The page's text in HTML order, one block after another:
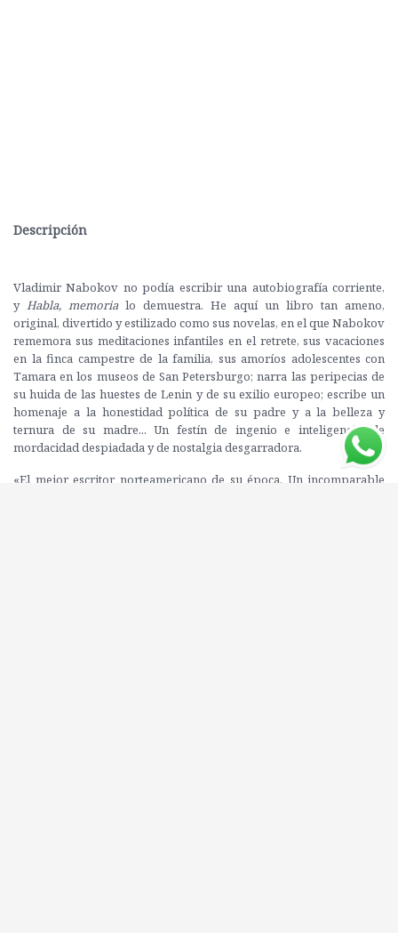
Descripción
Vladimir Nabokov no podía escribir una autobiografía corriente,
y Habla, memorialo demuestra. He aquí un libro tan ameno,
original, divertido y estilizado como sus novelas, en el que Nabokov
rememora sus meditaciones infantiles en el retrete, sus vacaciones
en la finca campestre de la familia, sus amoríos adolescentes con
Tamara en los museos de San Petersburgo; narra las peripecias de
su huida de las huestes de Lenin y de su exilio europeo; escribe un
homenaje a la honestidad política de su padre y a la belleza y
ternura de su madre... Un festín de ingenio e inteligencia, de
mordacidad despiadada y de nostalgia desgarradora.
«El mejor escritor norteamericano de su época. Un incomparable